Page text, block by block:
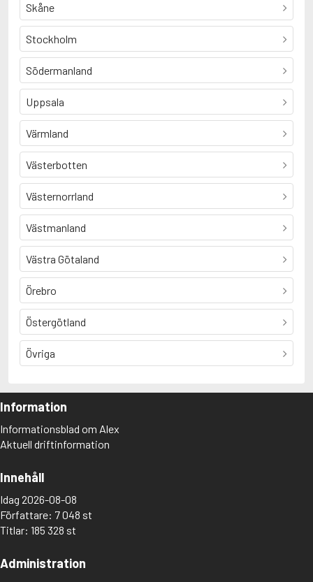
Skåne
Stockholm
Södermanland
Uppsala
Värmland
Västerbotten
Västernorrland
Västmanland
Västra Götaland
Örebro
Östergötland
Övriga
Information
Informationsblad om Alex
Aktuell driftinformation
Innehåll
Idag 2026-08-08
Författare: 7 048 st
Titlar: 185 328 st
Administration